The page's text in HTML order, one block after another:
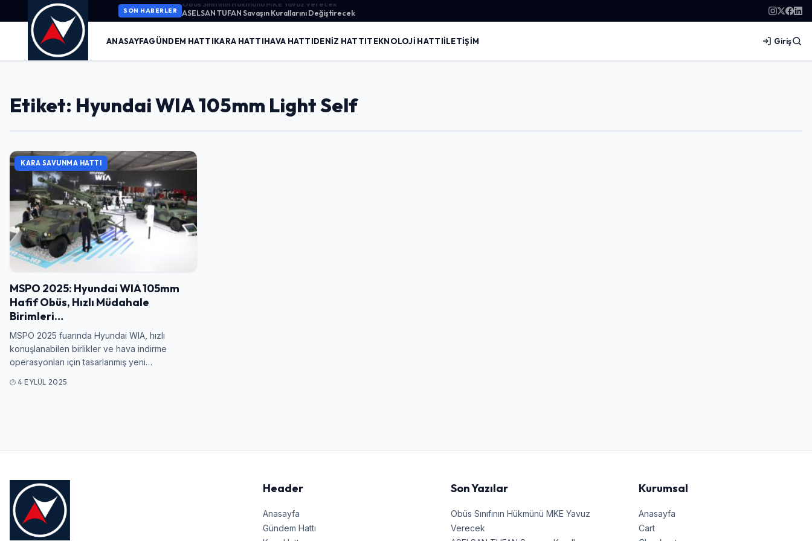
SON HABERLER ASELSAN TUFAN Savaşın Kurallarını Değiştirecek
ANASAYFAGÜNDEM HATTIKARA HATTIHAVA HATTIDENIZ HATTITEKNOLOJI HATTIİLETIŞIM Giriş
Etiket: Hyundai WIA 105mm Light Self
KARA SAVUNMA HATTI
MSPO 2025: Hyundai WIA 105mm
Hafif Obüs, Hızlı Müdahale
Birimleri…
MSPO 2025 fuarında Hyundai WIA, hızlı
konuşlanabilen birlikler ve hava indirme
operasyonları için tasarlanmış yeni…
4 EYLÜL 2025
Header
Anasayfa
Gündem Hattı
Son Yazılar
Obüs Sınıfının Hükmünü MKE Yavuz
Verecek
Kurumsal
Anasayfa
Cart